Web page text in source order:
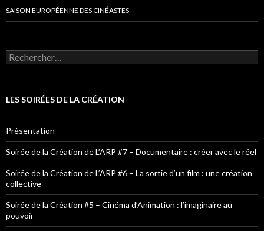
SAISON EUROPÉENNE DES CINÉASTES
Rechercher :
LES SOIRÉES DE LA CRÉATION
Présentation
Soirée de la Création de L’ARP #7 – Documentaire : créer avec le réel
Soirée de la Création de L’ARP #6 – La sortie d’un film : une création
collective
Soirée de la Création #5 – Cinéma d’Animation : l’imaginaire au
pouvoir